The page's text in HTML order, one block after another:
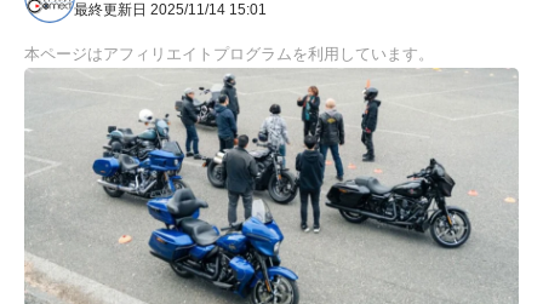
最終更新日 2025/11/14 15:01
本ページはアフィリエイトプログラムを利用しています。